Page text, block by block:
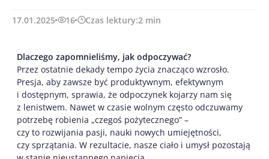
17.01.2025 16 Czas lektury:2 min
Dlaczego zapomnieliśmy, jak odpoczywać?
Przez ostatnie dekady tempo życia znacząco wzrosło.
Presja, aby zawsze być produktywnym, efektywnym
i dostępnym, sprawia, że odpoczynek kojarzy nam się
z lenistwem. Nawet w czasie wolnym często odczuwamy
potrzebę robienia „czegoś pożytecznego” –
czy to rozwijania pasji, nauki nowych umiejętności,
czy sprzątania. W rezultacie, nasze ciało i umysł pozostają